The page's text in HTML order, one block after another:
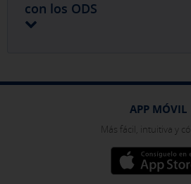
con los ODS
APP MÓVIL
Más fácil, intuitiva y